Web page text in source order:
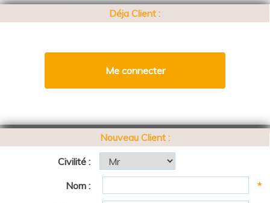
Déja Client :
Nouveau Client :
Civilité :
Nom :
*